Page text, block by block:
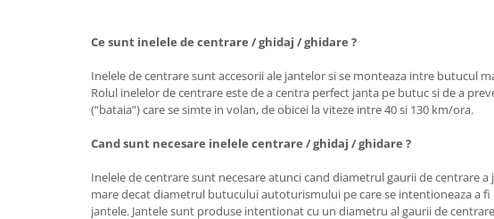
Ce sunt inelele de centrare / ghidaj / ghidare ?
Inelele de centrare sunt accesorii ale jantelor si se monteaza intre butucul
Rolul inelelor de centrare este de a centra perfect janta pe butuc si de a
(“bataia”) care se simte in volan, de obicei la viteze intre 40 si 130 km/ora.
Cand sunt necesare inelele centrare / ghidaj / ghidare ?
Inelele de centrare sunt necesare atunci cand diametrul gaurii de centrare a
mare decat diametrul butucului autoturismului pe care se intentioneaza a
jantele. Jantele sunt produse intentionat cu un diametru al gaurii de